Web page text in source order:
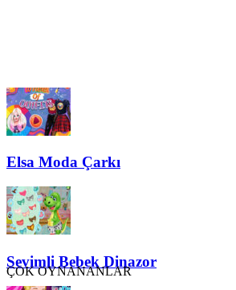
Elsa Moda Çarkı
Sevimli Bebek Dinazor
ÇOK OYNANANLAR